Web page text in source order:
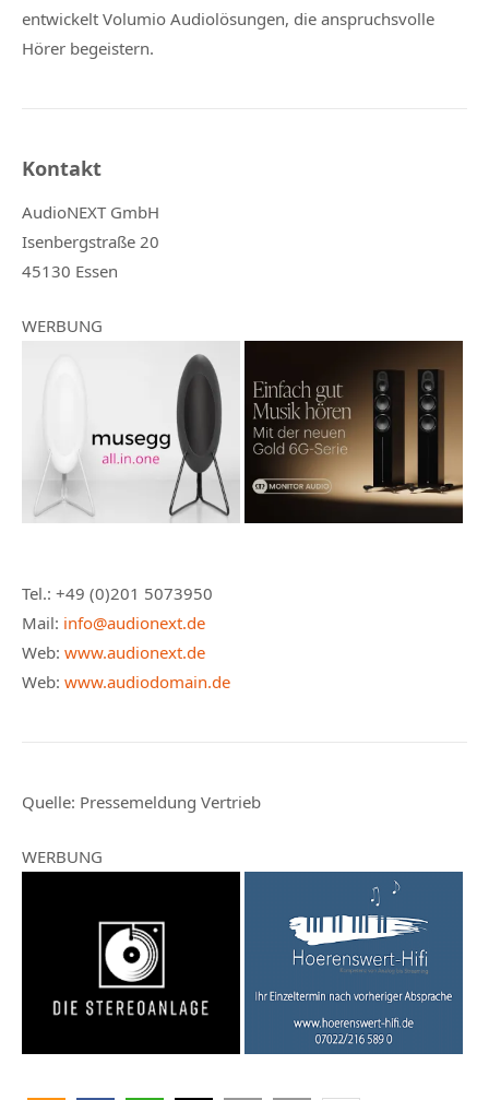
entwickelt Volumio Audiolösungen, die anspruchsvolle
Hörer begeistern.
Kontakt
AudioNEXT GmbH
Isenbergstraße 20
45130 Essen
WERBUNG
Tel.: +49 (0)201 5073950
Mail: info@audionext.de
Web: www.audionext.de
Web: www.audiodomain.de
Quelle: Pressemeldung Vertrieb
WERBUNG